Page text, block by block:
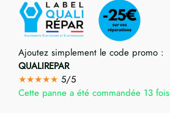
Ajoutez simplement le code promo :
QUALIREPAR
★★★★★ 5/5
Cette panne a été commandée 13 fois